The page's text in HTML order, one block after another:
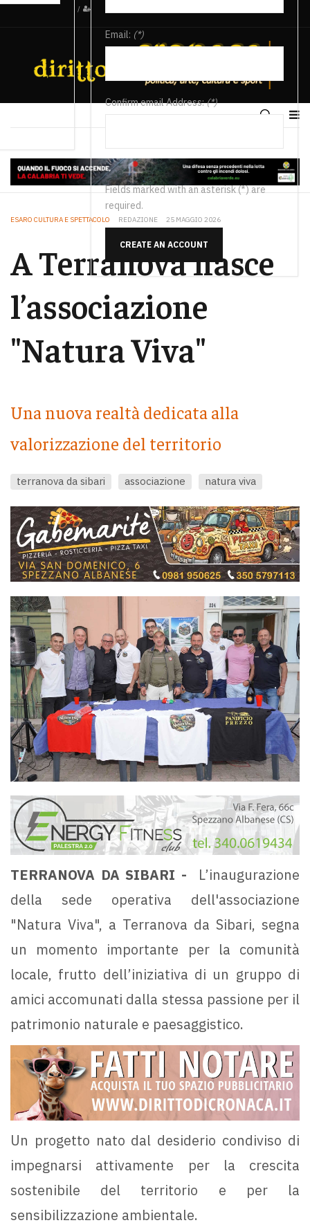
/
Email: (*)
Confirm email Address:(*)
Fields marked with an asterisk (*) are
required.
CREATE AN ACCOUNT
ESARO CULTURA E SPETTACOLO REDAZIONE 25 MAGGIO 2026
A Terranova nasce
l’associazione
"Natura Viva"
Una nuova realtà dedicata alla
valorizzazione del territorio
terranova da sibari associazione natura viva
TERRANOVA DA SIBARI -
L’inaugurazione
della sede operativa dell'associazione
"Natura Viva", a Terranova da Sibari, segna
un momento importante per la comunità
locale, frutto dell’iniziativa di un gruppo di
amici accomunati dalla stessa passione per il
patrimonio naturale e paesaggistico.
Un progetto nato dal desiderio condiviso di
impegnarsi attivamente per la crescita
sostenibile del territorio e per la
sensibilizzazione ambientale.